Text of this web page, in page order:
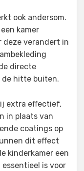
ook andersom.
kamer
deze verandert in
directe
de hitte buiten.
extra effectief,
in plaats van
coatings op
dit effect
kinderkamer een
is voor